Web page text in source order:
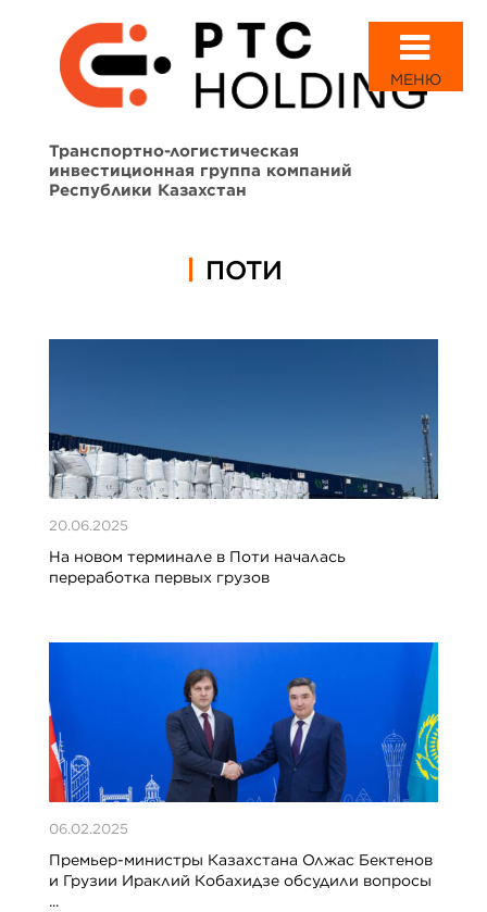
МЕНЮ
Транспортно-логистическая
инвестиционная группа компаний
Республики Казахстан
ПОТИ
20.06.2025
На новом терминале в Поти началась
переработка первых грузов
06.02.2025
Премьер-министры Казахстана Олжас Бектенов
и Грузии Ираклий Кобахидзе обсудили вопросы
...